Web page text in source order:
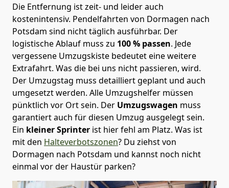
Die Entfernung ist zeit- und leider auch
kostenintensiv. Pendelfahrten von Dormagen nach
Potsdam sind nicht täglich ausführbar. Der
logistische Ablauf muss zu 100 % passen. Jede
vergessene Umzugskiste bedeutet eine weitere
Extrafahrt. Was die bei uns nicht passieren, wird.
Der Umzugstag muss detailliert geplant und auch
umgesetzt werden. Alle Umzugshelfer müssen
pünktlich vor Ort sein. Der Umzugswagen muss
garantiert auch für diesen Umzug ausgelegt sein.
Ein kleiner Sprinter ist hier fehl am Platz. Was ist
mit den Halteverbotszonen? Du ziehst von
Dormagen nach Potsdam und kannst noch nicht
einmal vor der Haustür parken?